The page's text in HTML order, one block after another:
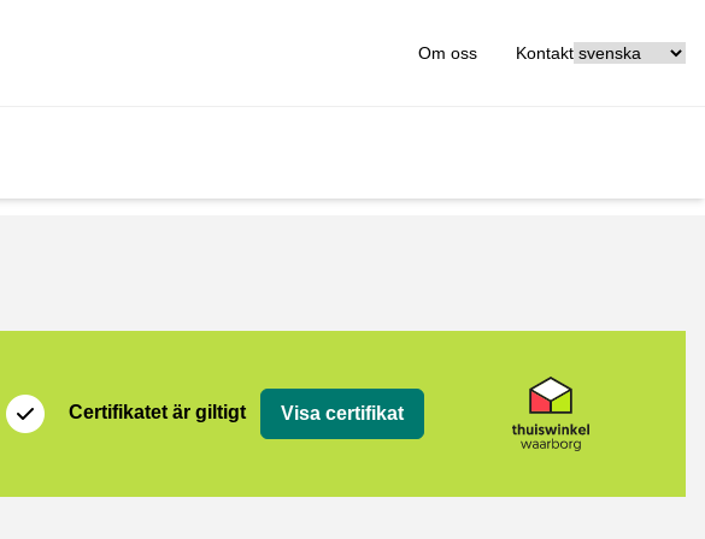
Om oss Kontakt
Certifikatet är giltigt Visa certifikat